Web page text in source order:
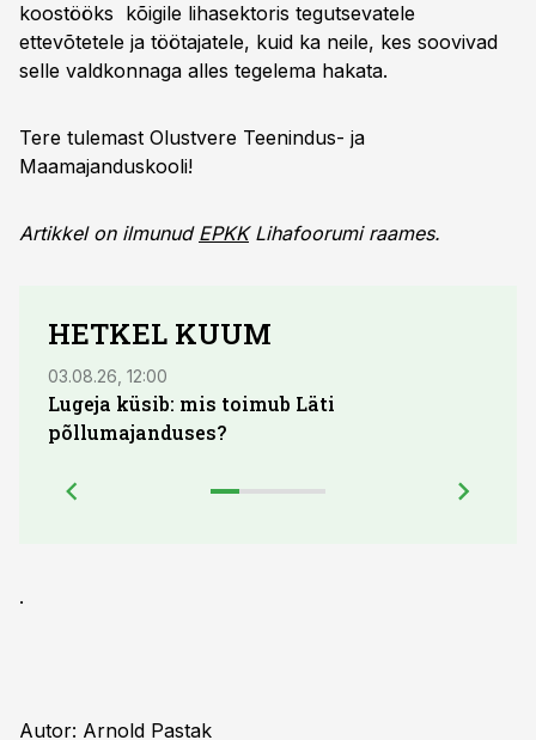
koostööks kõigile lihasektoris tegutsevatele
ettevõtetele ja töötajatele, kuid ka neile, kes soovivad
selle valdkonnaga alles tegelema hakata.
Tere tulemast Olustvere Teenindus- ja
Maamajanduskooli!
Artikkel on ilmunud EPKKLihafoorumi raames.
HETKEL KUUM
03.08.26, 12:00
Lugeja küsib: mis toimub Läti
põllumajanduses?
.
Autor: Arnold Pastak